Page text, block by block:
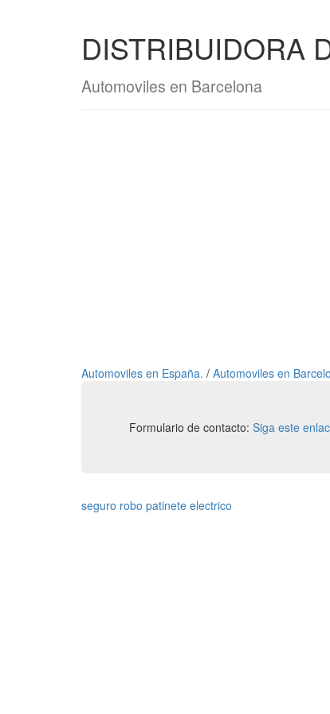
DISTRIBUIDORA
Automoviles en Barcelona
Automoviles en España. / Automoviles en
Formulario de contacto: Siga este
seguro robo patinete electrico